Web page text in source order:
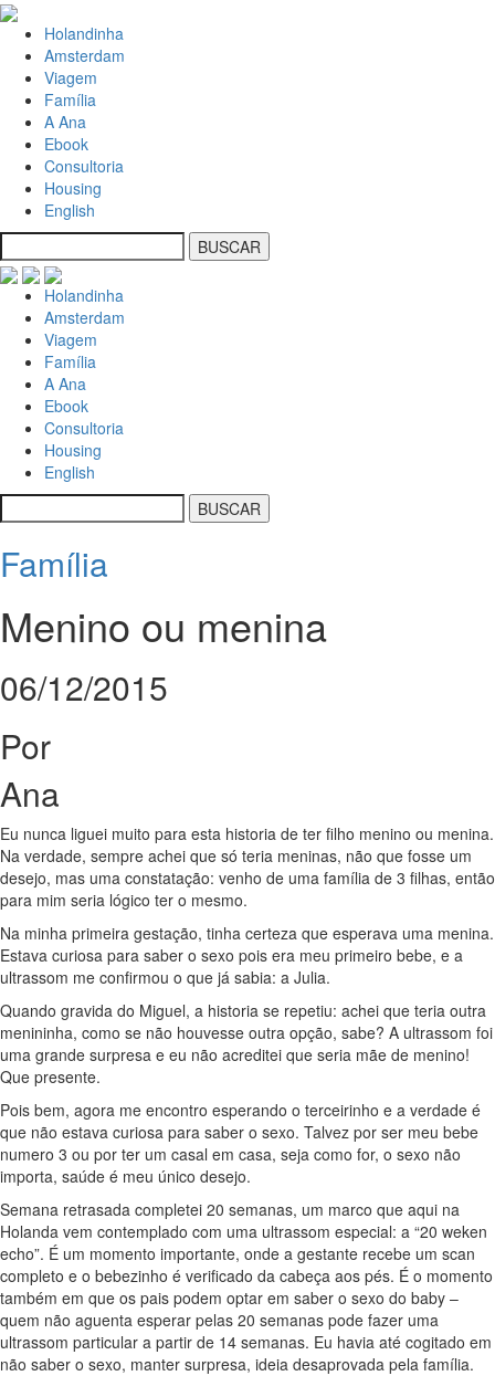
Holandinha
Amsterdam
Viagem
Família
A Ana
Ebook
Consultoria
Housing
English
Holandinha
Amsterdam
Viagem
Família
A Ana
Ebook
Consultoria
Housing
English
Família
Menino ou menina
06/12/2015
Por
Ana
Eu nunca liguei muito para esta historia de ter filho menino ou menina.
Na verdade, sempre achei que só teria meninas, não que fosse um
desejo, mas uma constatação: venho de uma família de 3 filhas, então
para mim seria lógico ter o mesmo.
Na minha primeira gestação, tinha certeza que esperava uma menina.
Estava curiosa para saber o sexo pois era meu primeiro bebe, e a
ultrassom me confirmou o que já sabia: a Julia.
Quando gravida do Miguel, a historia se repetiu: achei que teria outra
menininha, como se não houvesse outra opção, sabe? A ultrassom foi
uma grande surpresa e eu não acreditei que seria mãe de menino!
Que presente.
Pois bem, agora me encontro esperando o terceirinho e a verdade é
que não estava curiosa para saber o sexo. Talvez por ser meu bebe
numero 3 ou por ter um casal em casa, seja como for, o sexo não
importa, saúde é meu único desejo.
Semana retrasada completei 20 semanas, um marco que aqui na
Holanda vem contemplado com uma ultrassom especial: a “20 weken
echo”. É um momento importante, onde a gestante recebe um scan
completo e o bebezinho é verificado da cabeça aos pés. É o momento
também em que os pais podem optar em saber o sexo do baby –
quem não aguenta esperar pelas 20 semanas pode fazer uma
ultrassom particular a partir de 14 semanas. Eu havia até cogitado em
não saber o sexo, manter surpresa, ideia desaprovada pela família.